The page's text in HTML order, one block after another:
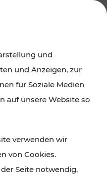
Fahrplanänderungen,
und
und Anzeigen, zur
für Soziale Medien
auf unsere Website so
verwenden wir
von Cookies.
Seite notwendig,